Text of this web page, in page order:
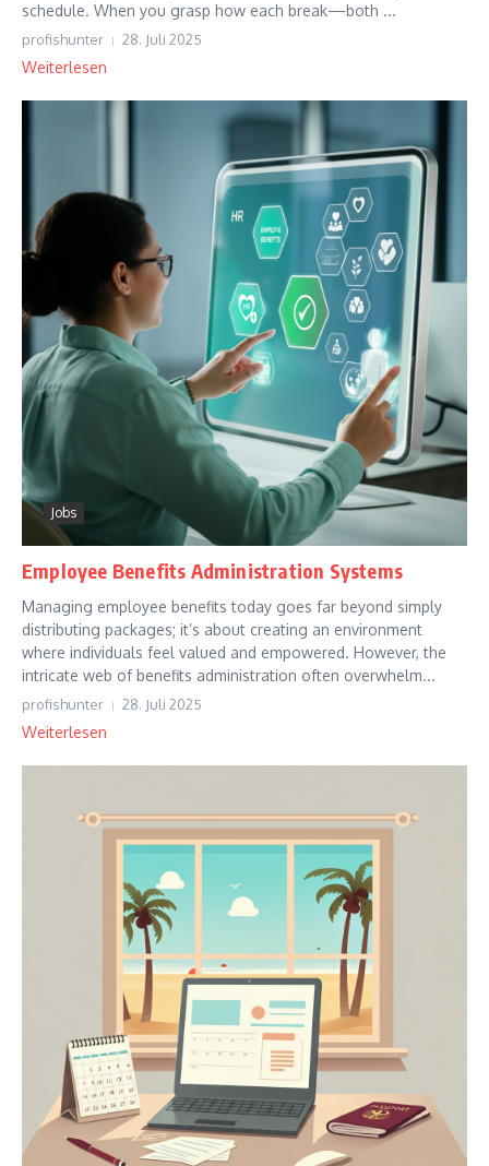
schedule. When you grasp how each break—both ...
profishunter 28. Juli 2025
Weiterlesen
Jobs
Employee Benefits Administration Systems
Managing employee benefits today goes far beyond simply
distributing packages; it’s about creating an environment
where individuals feel valued and empowered. However, the
intricate web of benefits administration often overwhelm...
profishunter 28. Juli 2025
Weiterlesen